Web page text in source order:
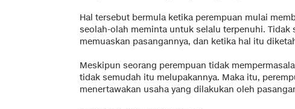
Hal tersebut bermula ketika perempuan mulai
seolah-olah meminta untuk selalu terpenuhi.
memuaskan pasangannya, dan ketika hal itu
Meskipun seorang perempuan tidak
tidak semudah itu melupakannya. Maka itu,
menertawakan usaha yang dilakukan oleh